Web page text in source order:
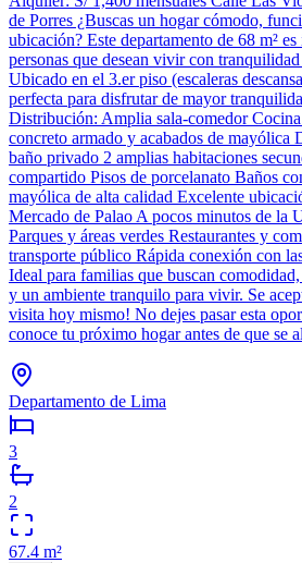
de Porres ¿Buscas un hogar cómodo,
ubicación? Este departamento de 68 m²
personas que desean vivir con
Ubicado en el 3.er piso (escaleras
perfecta para disfrutar de mayor
Distribución: Amplia sala-comedor
concreto armado y acabados de
baño privado 2 amplias habitaciones
compartido Pisos de porcelanato Baños
mayólica de alta calidad Excelente
Mercado de Palao A pocos minutos de la
Parques y áreas verdes Restaurantes y
transporte público Rápida conexión con
Ideal para familias que buscan
y un ambiente tranquilo para vivir. Se
visita hoy mismo! No dejes pasar esta
conoce tu próximo hogar antes de que se
Departamento de Lima
3
2
67.4 m²